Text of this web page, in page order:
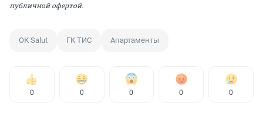
публичной офертой.
ОК Salut ГК ТИС Апартаменты
0 0 0 0 0